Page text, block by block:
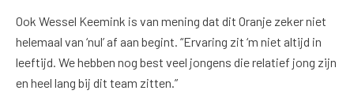
Ook Wessel Keemink is van mening dat dit Oranje zeker niet
helemaal van ‘nul’ af aan begint. “Ervaring zit ‘m niet altijd in
leeftijd. We hebben nog best veel jongens die relatief jong zijn
en heel lang bij dit team zitten.”